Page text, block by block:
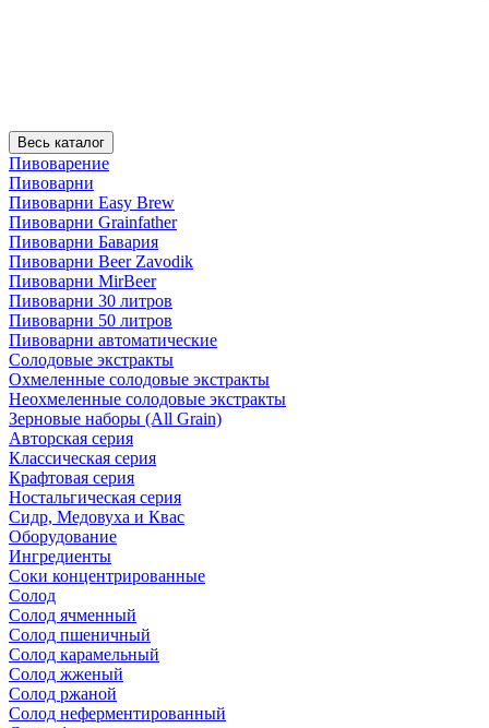
Весь каталог
Пивоварение
Пивоварни
Пивоварни Easy Brew
Пивоварни Grainfather
Пивоварни Бавария
Пивоварни Beer Zavodik
Пивоварни MirBeer
Пивоварни 30 литров
Пивоварни 50 литров
Пивоварни автоматические
Солодовые экстракты
Охмеленные солодовые экстракты
Неохмеленные солодовые экстракты
Зерновые наборы (All Grain)
Авторская серия
Классическая серия
Крафтовая серия
Ностальгическая серия
Сидр, Медовуха и Квас
Оборудование
Ингредиенты
Соки концентрированные
Солод
Солод ячменный
Солод пшеничный
Солод карамельный
Солод жженый
Солод ржаной
Солод неферментированный